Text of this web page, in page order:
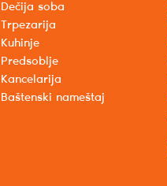
Dečija soba
Trpezarija
Kuhinje
Predsoblje
Kancelarija
Baštenski nameštaj